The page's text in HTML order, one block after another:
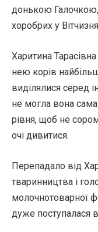
донькою Галочкою,
хоробрих у
Харитина
нею корів
виділялися серед
не могла вона
рівня, щоб не
очі дивитися.
Перепадало від
тваринництва і
молочнотоварної
дуже поступалася